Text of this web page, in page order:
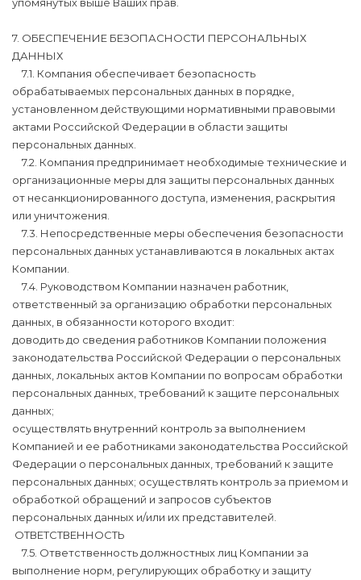
7. ОБЕСПЕЧЕНИЕ БЕЗОПАСНОСТИ ПЕРСОНАЛЬНЫХ
ДАННЫХ
7.1. Компания обеспечивает безопасность
обрабатываемых персональных данных в порядке,
установленном действующими нормативными правовыми
актами Российской Федерации в области защиты
персональных данных.
7.2. Компания предпринимает необходимые технические и
организационные меры для защиты персональных данных
от несанкционированного доступа, изменения, раскрытия
или уничтожения.
7.3. Непосредственные меры обеспечения безопасности
персональных данных устанавливаются в локальных актах
Компании.
7.4. Руководством Компании назначен работник,
ответственный за организацию обработки персональных
данных, в обязанности которого входит:
доводить до сведения работников Компании положения
законодательства Российской Федерации о персональных
данных, локальных актов Компании по вопросам обработки
персональных данных, требований к защите персональных
данных;
осуществлять внутренний контроль за выполнением
Компанией и ее работниками законодательства Российской
Федерации о персональных данных, требований к защите
персональных данных; осуществлять контроль за приемом и
обработкой обращений и запросов субъектов
персональных данных и/или их представителей.
OТВЕТСТВЕННОСТЬ
7.5. Ответственность должностных лиц Компании за
выполнение норм, регулирующих обработку и защиту